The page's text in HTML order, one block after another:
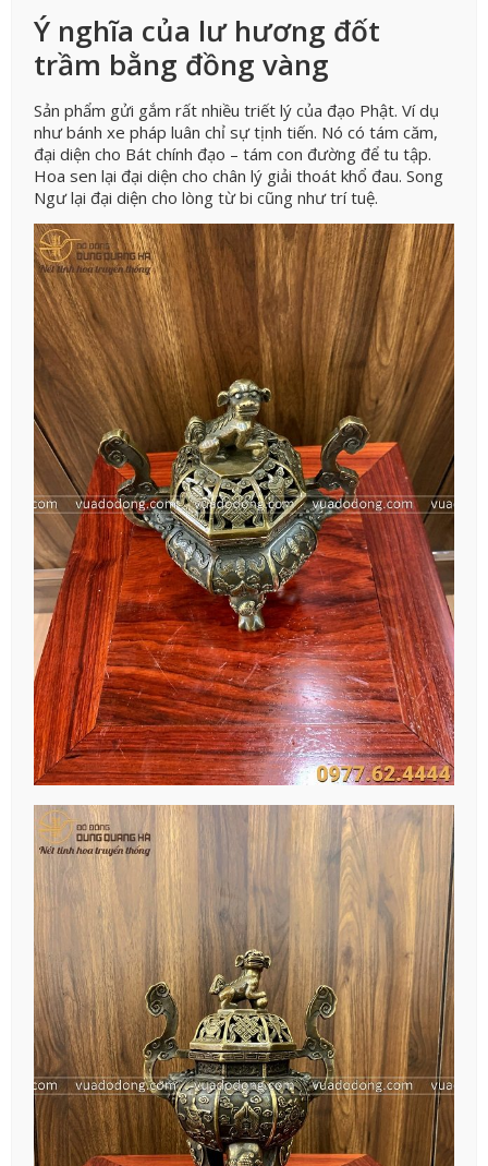
Ý nghĩa của lư hương đốt
trầm bằng đồng vàng
Sản phẩm gửi gắm rất nhiều triết lý của đạo Phật. Ví dụ
như bánh xe pháp luân chỉ sự tịnh tiến. Nó có tám căm,
đại diện cho Bát chính đạo – tám con đường để tu tập.
Hoa sen lại đại diện cho chân lý giải thoát khổ đau. Song
Ngư lại đại diện cho lòng từ bi cũng như trí tuệ.